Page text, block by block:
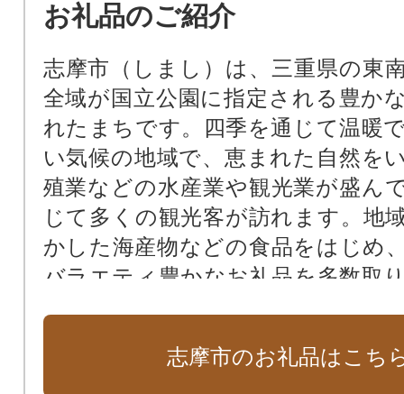
お礼品のご紹介
志摩市（しまし）は、三重県の東
全域が国立公園に指定される豊か
れたまちです。四季を通じて温暖
い気候の地域で、恵まれた自然を
殖業などの水産業や観光業が盛ん
じて多くの観光客が訪れます。地
かした海産物などの食品をはじめ
バラエティ豊かなお礼品を多数取
志摩市のお礼品はこち